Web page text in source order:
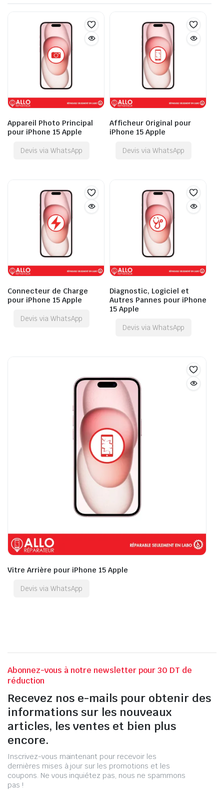
Appareil Photo Principal
pour iPhone 15 Apple
Devis via WhatsApp
Afficheur Original pour
iPhone 15 Apple
Devis via WhatsApp
Connecteur de Charge
pour iPhone 15 Apple
Devis via WhatsApp
Diagnostic, Logiciel et
Autres Pannes pour iPhone
15 Apple
Devis via WhatsApp
Vitre Arrière pour iPhone 15 Apple
Devis via WhatsApp
Abonnez-vous à notre newsletter pour 30 DT de
réduction
Recevez nos e-mails pour obtenir des
informations sur les nouveaux
articles, les ventes et bien plus
encore.
Inscrivez-vous maintenant pour recevoir les
dernières mises à jour sur les promotions et les
coupons. Ne vous inquiétez pas, nous ne spammons
pas !